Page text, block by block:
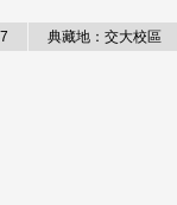
典藏地：交大校區